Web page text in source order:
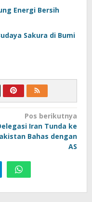
Energi Bersih
Sakura di Bumi
Pos berikutnya
Iran Tunda ke
Bahas dengan
AS